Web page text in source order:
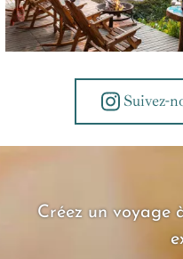
Suivez-
Créez un voyage